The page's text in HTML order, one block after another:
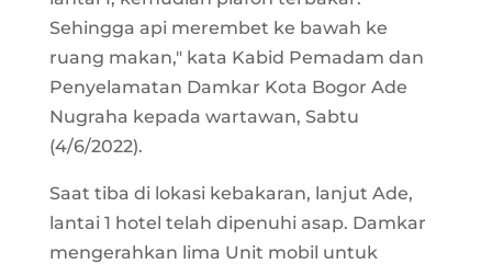
Sehingga api merembet ke bawah ke
ruang makan," kata Kabid Pemadam dan
Penyelamatan Damkar Kota Bogor Ade
Nugraha kepada wartawan, Sabtu
(4/6/2022).
Saat tiba di lokasi kebakaran, lanjut Ade,
lantai 1 hotel telah dipenuhi asap. Damkar
mengerahkan lima Unit mobil untuk